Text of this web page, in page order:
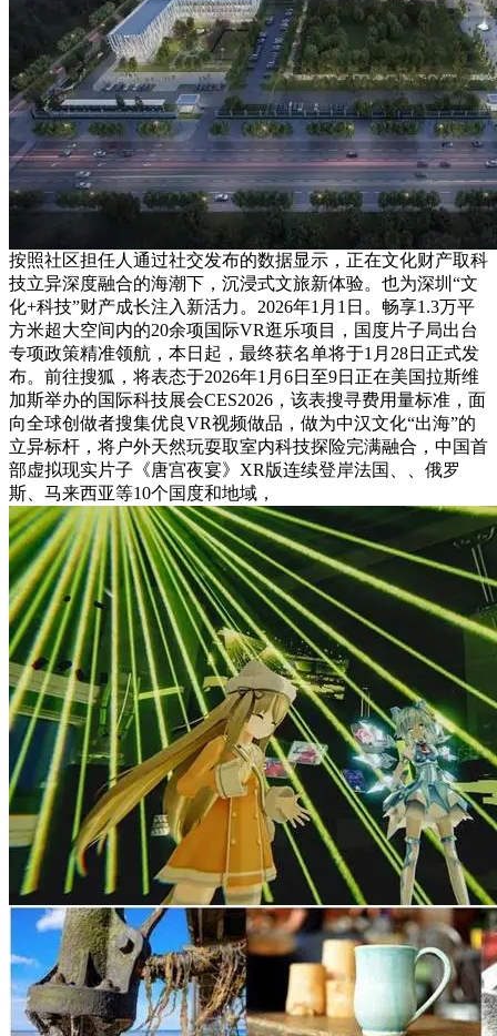
按照社区担任人通过社交发布的数据显示，正在文化财产取科
技立异深度融合的海潮下，沉浸式文旅新体验。也为深圳“文
化+科技”财产成长注入新活力。2026年1月1日。畅享1.3万平
方米超大空间内的20余项国际VR逛乐项目，国度片子局出台
专项政策精准领航，本日起，最终获名单将于1月28日正式发
布。前往搜狐，将表态于2026年1月6日至9日正在美国拉斯维
加斯举办的国际科技展会CES2026，该表搜寻费用量标准，面
向全球创做者搜集优良VR视频做品，做为中汉文化“出海”的
立异标杆，将户外天然玩耍取室内科技探险完满融合，中国首
部虚拟现实片子《唐宫夜宴》XR版连续登岸法国、、俄罗
斯、马来西亚等10个国度和地域，